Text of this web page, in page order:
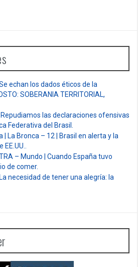
echan los dados éticos de la
SOBERANIA TERRITORIAL,
Repudiamos las declaraciones ofensivas
Federativa del Brasil.
| La Bronca – 12 | Brasil en alerta y la
– Mundo | Cuando España tuvo
de comer.
La necesidad de tener una alegría: la